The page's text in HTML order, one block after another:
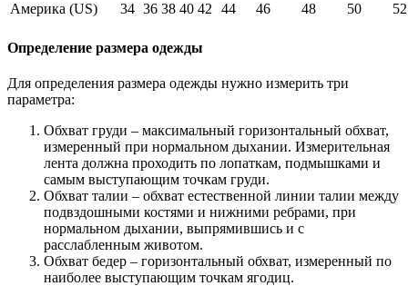
Америка (US)
34 36 38 40 42 44 46 48 50 52
Определение размера одежды
Для определения размера одежды нужно измерить три
параметра:
Обхват груди – максимальный горизонтальный обхват,
измеренный при нормальном дыхании. Измерительная
лента должна проходить по лопаткам, подмышками и
самым выступающим точкам груди.
Обхват талии – обхват естественной линии талии между
подвздошными костями и нижними ребрами, при
нормальном дыхании, выпрямившись и с
расслабленным животом.
Обхват бедер – горизонтальный обхват, измеренный по
наиболее выступающим точкам ягодиц.